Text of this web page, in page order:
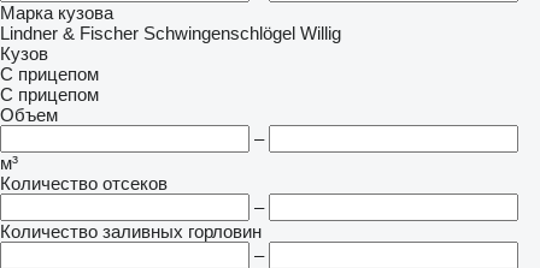
Марка кузова
Lindner & Fischer Schwingenschlögel Willig
Кузов
С прицепом
С прицепом
Объем
–
м³
Количество отсеков
–
Количество заливных горловин
–